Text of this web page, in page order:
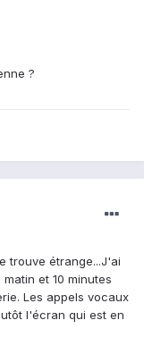
?
trouve étrange...J'ai
et 10 minutes
Les appels vocaux
l'écran qui est en